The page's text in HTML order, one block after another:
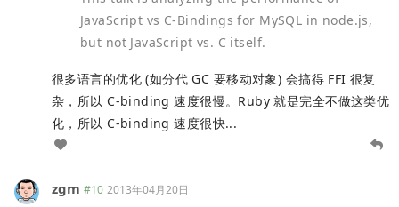
JavaScript vs C-Bindings for MySQL in node.js,
but not JavaScript vs. C itself.
很多语言的优化 (如分代 GC 要移动对象) 会搞得 FFI 很复
杂，所以 C-binding 速度很慢。Ruby 就是完全不做这类优
化，所以 C-binding 速度很快...
zgm #10 2013年04月20日